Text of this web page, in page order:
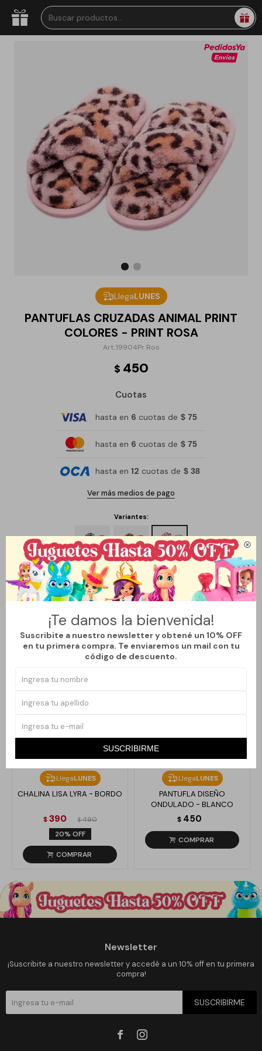

¡Te damos la bienvenida!
Suscribite a nuestro newsletter y obtené un 10% OFF
en tu primera compra. Te enviaremos un mail con tu
código de descuento.
SUSCRIBIRME
LlegaLUNES
PANTUFLAS CRUZADAS ANIMAL PRINT
COLORES - PRINT ROSA
19904Pr Ros
$ 450
Cuotas
hasta en 6 cuotas de $ 75
hasta en 6 cuotas de $ 75
hasta en 12 cuotas de $ 38
Ver más medios de pago
Variantes:
Métodos y costos de envío
Productos que te pueden interesar
LlegaLUNES
CHALINA LISA LYRA - BORDO
$ 390 $ 490
20
LlegaLUNES
PANTUFLA DISEÑO
ONDULADO - BLANCO
$ 450
Newsletter
¡Suscribite a nuestro newsletter y accedé a un 10% off en tu primera
compra!
SUSCRIBIRME
 